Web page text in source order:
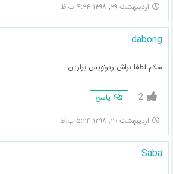
اردیبهشت ۲۹, ۱۳۹۸ ۴:۲۴ ب.ظ
dabong
سلام لطفا براش زیرنویس بزارین
2 پاسخ
اردیبهشت ۲۰, ۱۳۹۸ ۵:۲۴ ب.ظ
Saba